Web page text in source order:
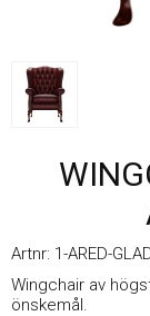
Artnr: 1-ARED-
Wingchair av
önskemål.